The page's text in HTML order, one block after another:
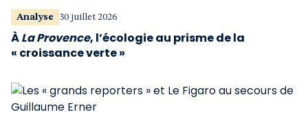
Analyse 30 juillet 2026
ÀLa Provence, l’écologie au prisme de la
« croissance verte »